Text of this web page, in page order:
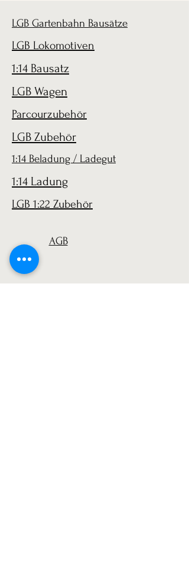
LGB Gartenbahn Bausätze
LGB Lokomotiven
1:14 Bausatz
LGB Wagen
Parcourzubehör
LGB Zubehör
1:14 Beladung / Ladegut
1:14 Ladung
LGB 1:22 Zubehör
AGB